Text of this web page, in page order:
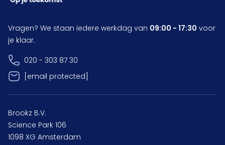
Vragen? We staan iedere werkdag van 09:00 - 17:30 voor
je klaar.
020 - 303 87 30
[email protected]
Brookz B.V.
Science Park 106
1098 XG Amsterdam